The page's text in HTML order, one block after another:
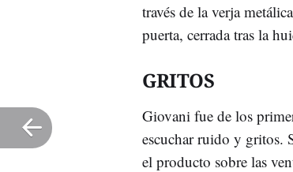
través de la verja
puerta, cerrada tras la
GRITOS
Giovani fue de los
escuchar ruido y gritos.
el producto sobre las